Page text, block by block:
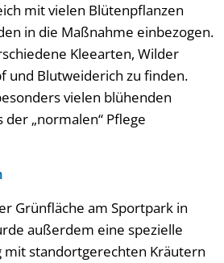
mit vielen Blütenpflanzen
in die Maßnahme einbezogen.
Kleearten, Wilder
und Blutweiderich zu finden.
vielen blühenden
„normalen“ Pflege
Grünfläche am Sportpark in
außerdem eine spezielle
mit standortgerechten Kräutern